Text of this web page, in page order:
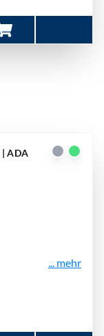
| ADA
... mehr